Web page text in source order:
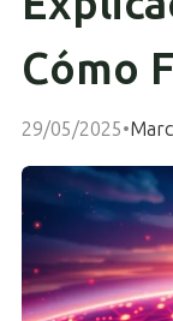
Cómo
29/05/2025•